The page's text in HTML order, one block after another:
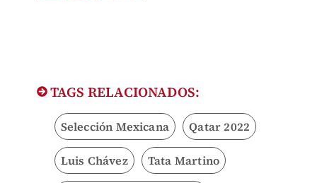
TAGS RELACIONADOS:
Selección Mexicana Qatar 2022
Luis Chávez Tata Martino